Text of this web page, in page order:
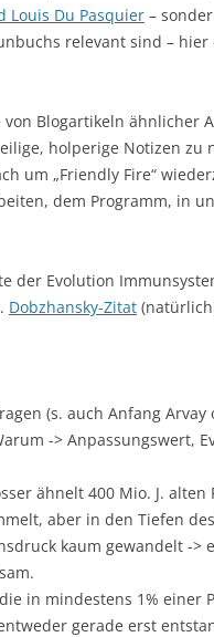
Louis Du Pasquier –
relevant sind – hier
Blogartikeln ähnlicher
holperige Notizen zu
um „Friendly Fire“
dem Programm, in
der Evolution
Dobzhansky-Zitat
(s. auch Anfang
-> Anpassungswert,
ähnelt 400 Mio. J.
aber in den Tiefen
kaum gewandelt ->
in mindestens 1% einer
gerade erst